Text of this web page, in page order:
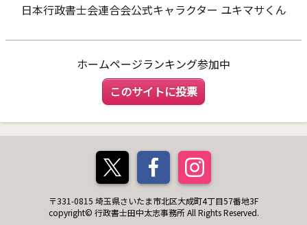
日本行政書士会連合会公式キャラクター ユキマサくん
ホームページランキング参加中
このサイトに投票
〒331-0815 埼玉県さいたま市北区大成町4丁目57番地3F
copyright© 行政書士田中太志事務所 All Rights Reserved.